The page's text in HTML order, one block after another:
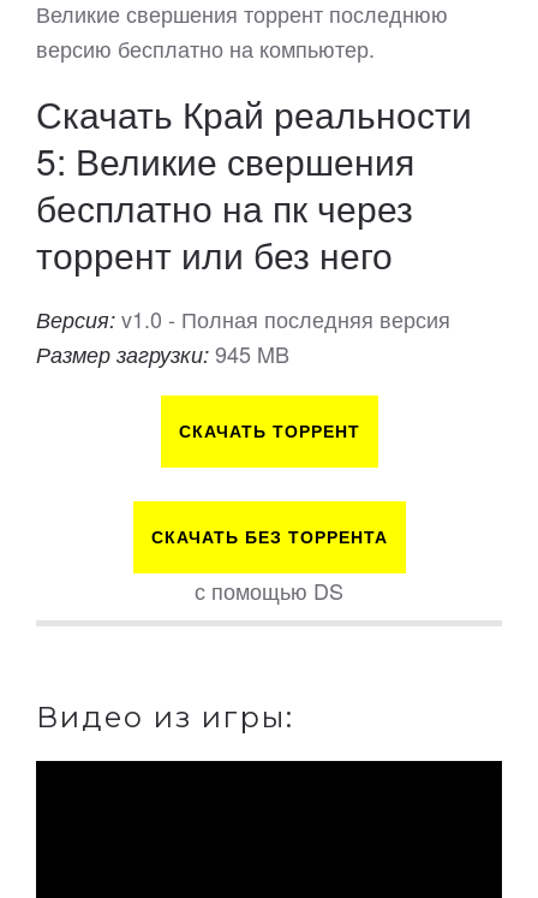
Великие свершения торрент последнюю
версию бесплатно на компьютер.
Скачать Край реальности
5: Великие свершения
бесплатно на пк через
торрент или без него
Версия: v1.0 - Полная последняя версия
Размер загрузки: 945 MB
СКАЧАТЬ ТОРРЕНТ
СКАЧАТЬ БЕЗ ТОРРЕНТА
с помощью DS
Видео из игры: